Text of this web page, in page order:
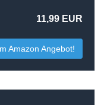
11,99 EUR
Amazon Angebot!